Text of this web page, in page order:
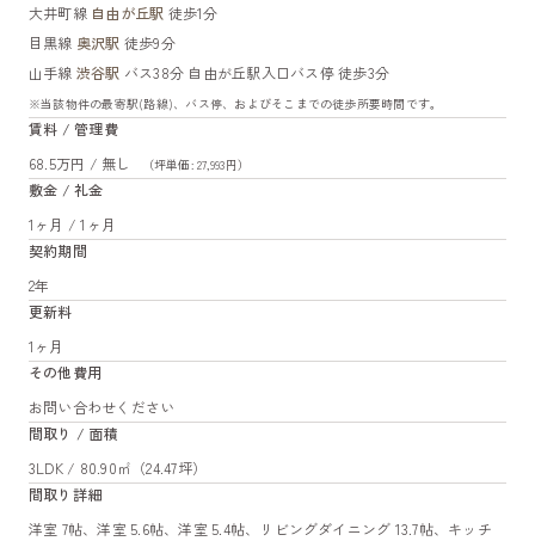
大井町線 自由が丘駅 徒歩1分
目黒線 奥沢駅 徒歩9分
山手線 渋谷駅 バス38分 自由が丘駅入口バス停 徒歩3分
※当該物件の最寄駅(路線)、バス停、およびそこまでの徒歩所要時間です。
賃料 / 管理費
68.5万円 / 無し
（坪単価: 27,993円）
敷金 / 礼金
1ヶ月 / 1ヶ月
契約期間
2年
更新料
1ヶ月
その他費用
お問い合わせください
間取り / 面積
3LDK / 80.90㎡（24.47坪）
間取り詳細
洋室 7帖、洋室 5.6帖、洋室 5.4帖、リビングダイニング 13.7帖、キッチ